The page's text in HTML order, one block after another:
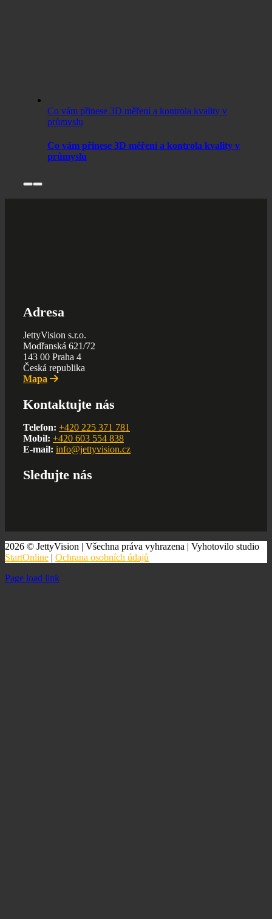
Co vám přinese 3D měření a kontrola kvality v
průmyslu
Co vám přinese 3D měření a kontrola kvality v
průmyslu
Adresa
JettyVision s.r.o.
Modřanská 621/72
143 00 Praha 4
Česká republika
Mapa
Kontaktujte nás
Telefon: +420 225 371 781
Mobil: +420 603 554 838
E-mail: info@jettyvision.cz
Sledujte nás
2026 © JettyVision | Všechna práva vyhrazena | Vyhotovilo studio
StartOnline | Ochrana osobních údajů
Page load link